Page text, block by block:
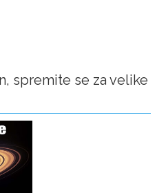
spremite se za velike